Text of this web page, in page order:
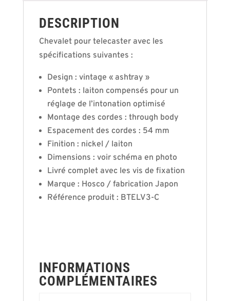
DESCRIPTION
Chevalet pour telecaster avec les
spécifications suivantes :
Design : vintage « ashtray »
Pontets : laiton compensés pour un
réglage de l’intonation optimisé
Montage des cordes : through body
Espacement des cordes : 54 mm
Finition : nickel / laiton
Dimensions : voir schéma en photo
Livré complet avec les vis de fixation
Marque : Hosco / fabrication Japon
Référence produit : BTELV3-C
INFORMATIONS
COMPLÉMENTAIRES